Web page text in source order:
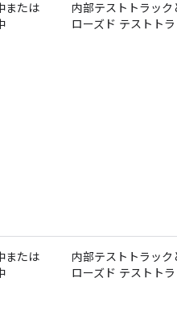
または
内部テストトラック
ローズド テストトラ
または
内部テストトラック
ローズド テストトラ